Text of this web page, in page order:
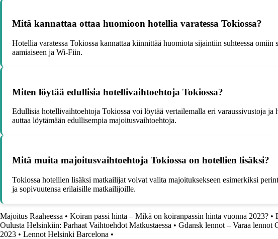
Mitä kannattaa ottaa huomioon hotellia varatessa Tokiossa?
Hotellia varatessa Tokiossa kannattaa kiinnittää huomiota sijaintiin suhteessa
aamiaiseen ja Wi-Fiin.
Miten löytää edullisia hotellivaihtoehtoja Tokiossa?
Edullisia hotellivaihtoehtoja Tokiossa voi löytää vertailemalla eri varaussivustoja
auttaa löytämään edullisempia majoitusvaihtoehtoja.
Mitä muita majoitusvaihtoehtoja Tokiossa on hotellien lisäksi?
Tokiossa hotellien lisäksi matkailijat voivat valita majoituksekseen esimerkiksi
ja sopivuutensa erilaisille matkailijoille.
Majoitus Raaheessa • Koiran passi hinta – Mikä on koiranpassin hinta vuonna 2023? •
Oulusta Helsinkiin: Parhaat Vaihtoehdot Matkustaessa • Gdansk lennot – Varaa lennot
2023 • Lennot Helsinki Barcelona •